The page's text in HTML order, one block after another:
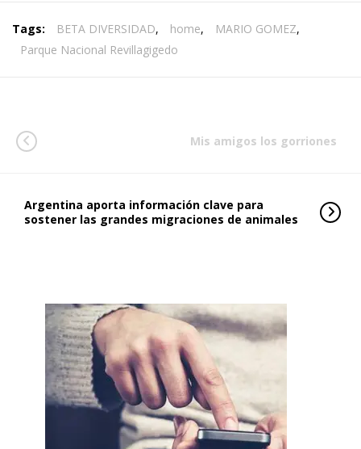
Tags: BETA DIVERSIDAD, home, MARIO GOMEZ,
Parque Nacional Revillagigedo
Mis amigos los gorriones
Argentina aporta información clave para
sostener las grandes migraciones de animales